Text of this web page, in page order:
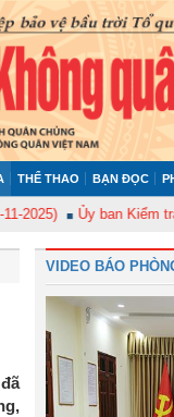
THỂ THAO BẠN ĐỌC
Ủy ban Kiểm tra
VIDEO BÁO